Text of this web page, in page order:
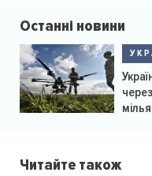
Останні новини
Читайте також